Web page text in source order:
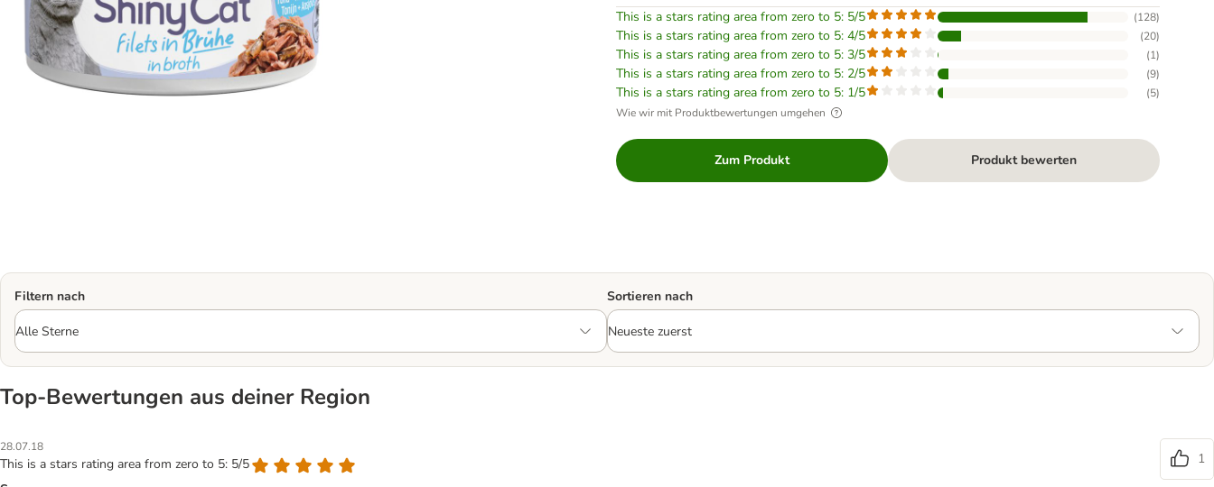
This is a stars rating area from zero to 5: 5/5
(128)
This is a stars rating area from zero to 5: 4/5 (20)
This is a stars rating area from zero to 5: 3/5 (1)
This is a stars rating area from zero to 5: 2/5 (9)
This is a stars rating area from zero to 5: 1/5 (5)
Wie wir mit Produktbewertungen umgehen
Zum Produkt Produkt bewerten
Filtern nach Sortieren nach
Top‑Bewertungen aus deiner Region
28.07.18
This is a stars rating area from zero to 5: 5/5
1